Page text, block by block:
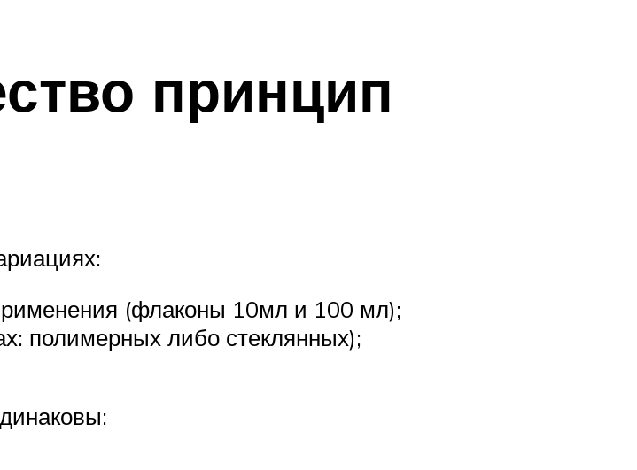
принцип
(флаконы 10мл и 100 мл);
полимерных либо стеклянных);